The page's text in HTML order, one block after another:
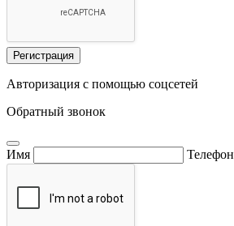
Регистрация
Авторизация с помощью соцсетей
Обратный звонок
Имя Телефон